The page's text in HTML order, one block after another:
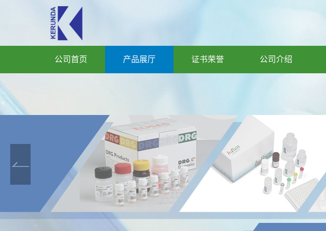
公司首页 产品展厅 证书荣誉 公司介绍